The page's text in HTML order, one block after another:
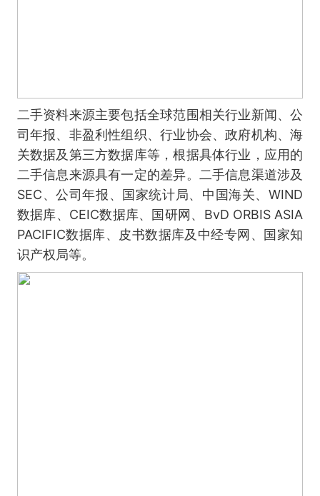
二手资料来源主要包括全球范围相关行业新闻、公
司年报、非盈利性组织、行业协会、政府机构、海
关数据及第三方数据库等，根据具体行业，应用的
二手信息来源具有一定的差异。二手信息渠道涉及
SEC、公司年报、国家统计局、中国海关、WIND
数据库、CEIC数据库、国研网、BvD ORBIS ASIA
PACIFIC数据库、皮书数据库及中经专网、国家知
识产权局等。